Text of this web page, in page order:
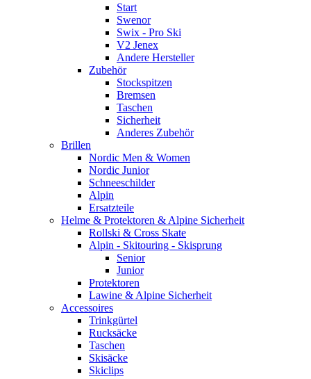
Start
Swenor
Swix - Pro Ski
V2 Jenex
Andere Hersteller
Zubehör
Stockspitzen
Bremsen
Taschen
Sicherheit
Anderes Zubehör
Brillen
Nordic Men & Women
Nordic Junior
Schneeschilder
Alpin
Ersatzteile
Helme & Protektoren & Alpine Sicherheit
Rollski & Cross Skate
Alpin - Skitouring - Skisprung
Senior
Junior
Protektoren
Lawine & Alpine Sicherheit
Accessoires
Trinkgürtel
Rucksäcke
Taschen
Skisäcke
Skiclips